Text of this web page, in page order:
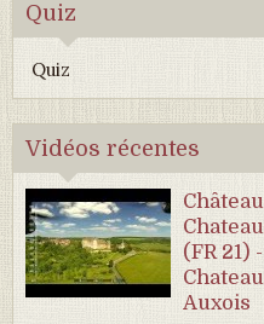
Quiz
Quiz
Vidéos récentes
(FR 21) -
Auxois